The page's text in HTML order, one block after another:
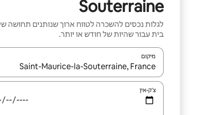
Souterraine
לגלות נכסים להשכרה לטווח ארוך שנותנים תחושה
בית עבור שהיות של חודש או יותר.
מיקום
כאשר התוצאות יהיו זמינות, יש לנווט עם מקשי
צ'ק-אין